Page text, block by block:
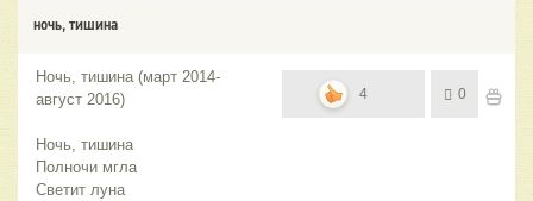
ночь, тишина
Ночь, тишина (март 2014-
август 2016)
Ночь, тишина
Полночи мгла
Светит луна
4 0